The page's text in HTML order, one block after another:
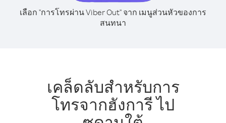
เลือก "การโทรผ่าน Viber Out" จาก เมนูส่วนหัวของการ
สนทนา
เคล็ดลับสำหรับการ
โทรจากฮังการี ไป